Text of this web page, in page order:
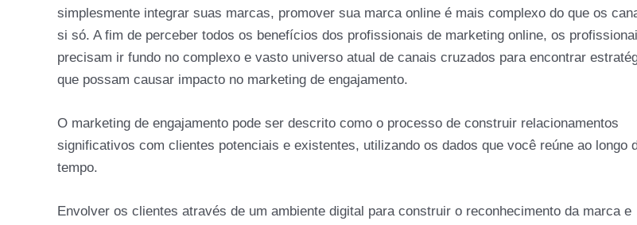
simplesmente integrar suas marcas, promover sua marca online é mais complexo do que os
si só. A fim de perceber todos os benefícios dos profissionais de marketing online, os
precisam ir fundo no complexo e vasto universo atual de canais cruzados para encontrar
que possam causar impacto no marketing de engajamento.
O marketing de engajamento pode ser descrito como o processo de construir relacionamentos
significativos com clientes potenciais e existentes, utilizando os dados que você reúne ao longo
tempo.
Envolver os clientes através de um ambiente digital para construir o reconhecimento da marca e